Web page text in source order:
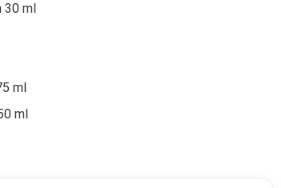
30 ml
ml
ml